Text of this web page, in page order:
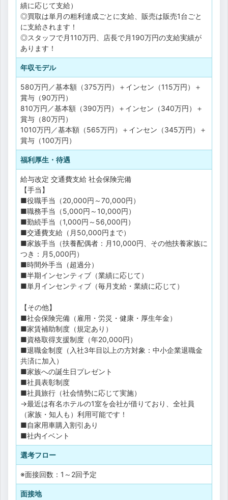
績に応じて支給）
◎買取は単月の粗利達成ごとに支給、販売は販売1台ごと
に支給されます！
◎スタッフで月110万円、店長で月190万円の支給実績が
あります！
年収モデル
580万円／基本額（375万円）＋インセン（115万円）＋
賞与（90万円）
810万円／基本額（390万円）＋インセン（340万円）＋
賞与（80万円）
1010万円／基本額（565万円）＋インセン（345万円）＋
賞与（100万円）
福利厚生・待遇
給与改定 交通費支給 社会保険完備
【手当】
■役職手当（20,000円～70,000円）
■職務手当（5,000円～10,000円）
■勤続手当（1,000円～56,000円）
■交通費支給（月50,000円まで）
■家族手当（扶養配偶者：月10,000円、その他扶養家族に
つき：月5,000円）
■時間外手当（超過分）
■半期インセンティブ（業績に応じて）
■単月インセンティブ（毎月支給・業績に応じて）
【その他】
■社会保険完備（雇用・労災・健康・厚生年金）
■家賃補助制度（規定あり）
■資格取得支援制度（年20,000円）
■退職金制度（入社3年目以上の方対象：中小企業退職金
共済に加入）
■家族への誕生日プレゼント
■社員表彰制度
■社員旅行（社会情勢に応じて実施）
→最近は有名ホテルの1室を会社が借りており、全社員
（家族・知人も）利用可能です！
■自家用車購入割引あり
■社内イベント
選考フロー
※面接回数：1～2回予定
面接地